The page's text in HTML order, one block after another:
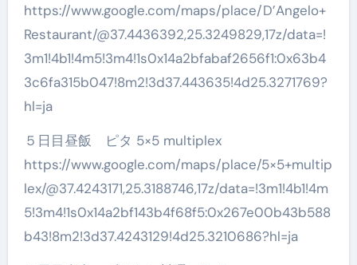
https://www.google.com/maps/place/D’Angelo+
Restaurant/@37.4436392,25.3249829,17z/data=!
3m1!4b1!4m5!3m4!1s0x14a2bfabaf2656f1:0x63b4
3c6fa315b047!8m2!3d37.443635!4d25.3271769?
hl=ja
５日目昼飯 ピタ 5×5 multiplex
https://www.google.com/maps/place/5×5+multip
lex/@37.4243171,25.3188746,17z/data=!3m1!4b1!4m
5!3m4!1s0x14a2bf143b4f68f5:0x267e00b43b588
b43!8m2!3d37.4243129!4d25.3210686?hl=ja